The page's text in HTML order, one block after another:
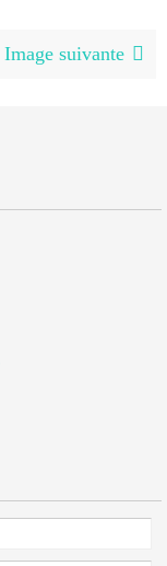
Image suivante